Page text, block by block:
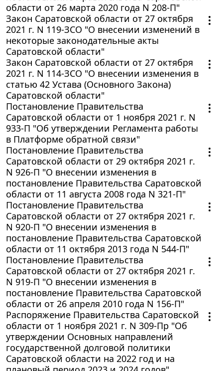
области от 26 марта 2020 года N 208-П"
Закон Саратовской области от 27 октября
2021 г. N 119-ЗСО "О внесении изменений в
некоторые законодательные акты
Саратовской области"
Закон Саратовской области от 27 октября
2021 г. N 114-ЗСО "О внесении изменения в
статью 42 Устава (Основного Закона)
Саратовской области"
Постановление Правительства
Саратовской области от 1 ноября 2021 г. N
933-П "Об утверждении Регламента работы
в Платформе обратной связи"
Постановление Правительства
Саратовской области от 29 октября 2021 г.
N 926-П "О внесении изменения в
постановление Правительства Саратовской
области от 11 августа 2008 года N 321-П"
Постановление Правительства
Саратовской области от 27 октября 2021 г.
N 920-П "О внесении изменения в
постановление Правительства Саратовской
области от 11 октября 2013 года N 544-П"
Постановление Правительства
Саратовской области от 27 октября 2021 г.
N 919-П "О внесении изменения в
постановление Правительства Саратовской
области от 26 апреля 2010 года N 156-П"
Распоряжение Правительства Саратовской
области от 1 ноября 2021 г. N 309-Пр "Об
утверждении Основных направлений
государственной долговой политики
Саратовской области на 2022 год и на